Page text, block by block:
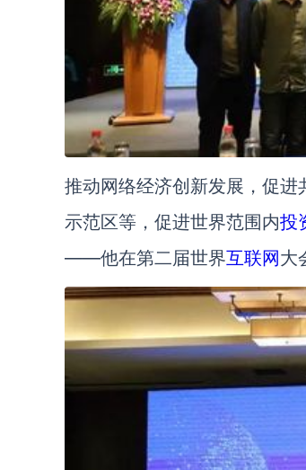
推动网络经济创新发展，促
示范区等，促进世界范围内投
——他在第二届世界互联网大